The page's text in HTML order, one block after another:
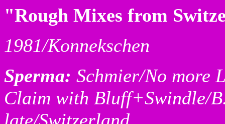
"Rough Mixes from
1981/Konnekschen
Sperma: Schmier/No more
Claim with Bluff+Swindle/